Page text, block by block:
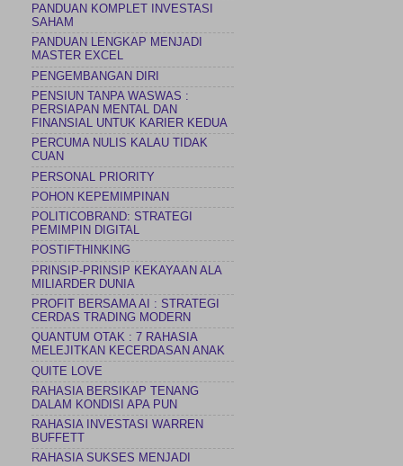
PANDUAN KOMPLET INVESTASI
SAHAM
PANDUAN LENGKAP MENJADI
MASTER EXCEL
PENGEMBANGAN DIRI
PENSIUN TANPA WASWAS :
PERSIAPAN MENTAL DAN
FINANSIAL UNTUK KARIER KEDUA
PERCUMA NULIS KALAU TIDAK
CUAN
PERSONAL PRIORITY
POHON KEPEMIMPINAN
POLITICOBRAND: STRATEGI
PEMIMPIN DIGITAL
POSTIFTHINKING
PRINSIP-PRINSIP KEKAYAAN ALA
MILIARDER DUNIA
PROFIT BERSAMA AI : STRATEGI
CERDAS TRADING MODERN
QUANTUM OTAK : 7 RAHASIA
MELEJITKAN KECERDASAN ANAK
QUITE LOVE
RAHASIA BERSIKAP TENANG
DALAM KONDISI APA PUN
RAHASIA INVESTASI WARREN
BUFFETT
RAHASIA SUKSES MENJADI